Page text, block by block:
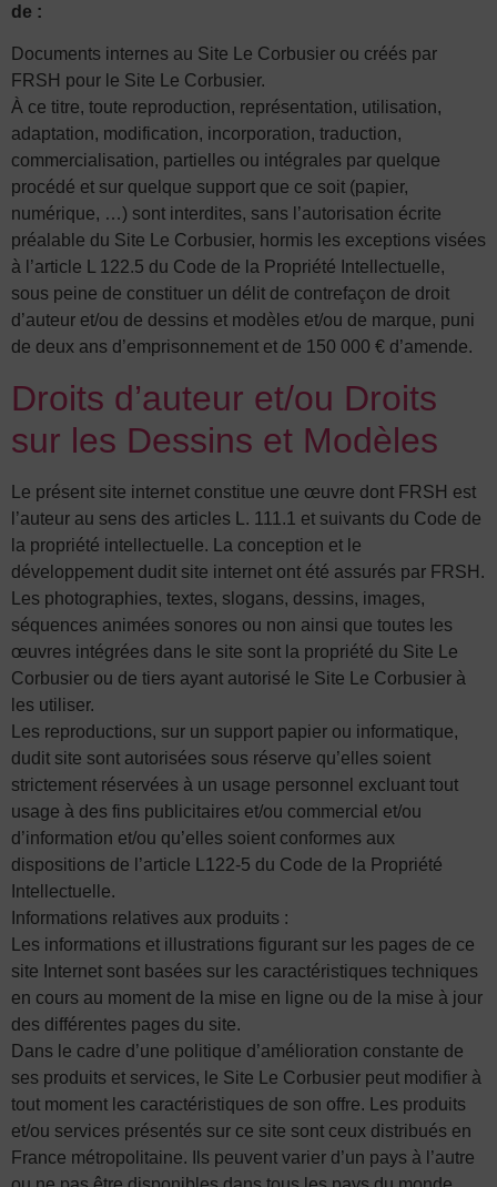
de :
Documents internes au Site Le Corbusier ou créés par
FRSH pour le Site Le Corbusier.
À ce titre, toute reproduction, représentation, utilisation,
adaptation, modification, incorporation, traduction,
commercialisation, partielles ou intégrales par quelque
procédé et sur quelque support que ce soit (papier,
numérique, …) sont interdites, sans l’autorisation écrite
préalable du Site Le Corbusier, hormis les exceptions visées
à l’article L 122.5 du Code de la Propriété Intellectuelle,
sous peine de constituer un délit de contrefaçon de droit
d’auteur et/ou de dessins et modèles et/ou de marque, puni
de deux ans d’emprisonnement et de 150 000 € d’amende.
Droits d’auteur et/ou Droits
sur les Dessins et Modèles
Le présent site internet constitue une œuvre dont FRSH est
l’auteur au sens des articles L. 111.1 et suivants du Code de
la propriété intellectuelle. La conception et le
développement dudit site internet ont été assurés par FRSH.
Les photographies, textes, slogans, dessins, images,
séquences animées sonores ou non ainsi que toutes les
œuvres intégrées dans le site sont la propriété du Site Le
Corbusier ou de tiers ayant autorisé le Site Le Corbusier à
les utiliser.
Les reproductions, sur un support papier ou informatique,
dudit site sont autorisées sous réserve qu’elles soient
strictement réservées à un usage personnel excluant tout
usage à des fins publicitaires et/ou commercial et/ou
d’information et/ou qu’elles soient conformes aux
dispositions de l’article L122-5 du Code de la Propriété
Intellectuelle.
Informations relatives aux produits :
Les informations et illustrations figurant sur les pages de ce
site Internet sont basées sur les caractéristiques techniques
en cours au moment de la mise en ligne ou de la mise à jour
des différentes pages du site.
Dans le cadre d’une politique d’amélioration constante de
ses produits et services, le Site Le Corbusier peut modifier à
tout moment les caractéristiques de son offre. Les produits
et/ou services présentés sur ce site sont ceux distribués en
France métropolitaine. Ils peuvent varier d’un pays à l’autre